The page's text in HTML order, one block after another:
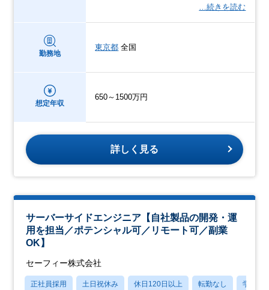
…続きを読む
勤務地
東京都 全国
想定年収
650～1500万円
詳しく見る
サーバーサイドエンジニア【自社製品の開発・運
用を担当／ポテンシャル可／リモート可／副業
OK】
セーフィー株式会社
正社員採用 土日祝休み 休日120日以上 転勤なし 学歴不